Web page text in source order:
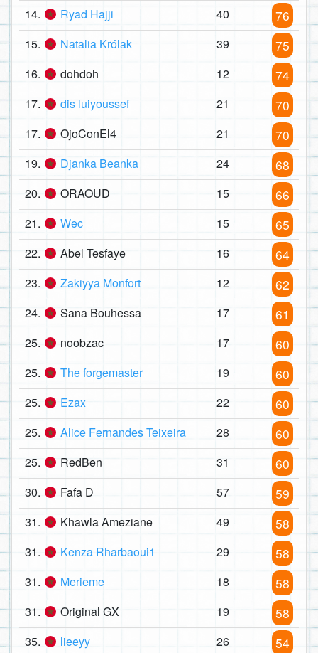
14. Ryad Hajji 40 76
15. Natalia Królak 39 75
16. dohdoh 12 74
17. dis luiyoussef 21 70
17. OjoConEl4 21 70
19. Djanka Beanka 24 68
20. ORAOUD 15 66
21. Wec 15 65
22. Abel Tesfaye 16 64
23. Zakiyya Monfort 12 62
24. Sana Bouhessa 17 61
25. noobzac 17 60
25. The forgemaster 19 60
25. Ezax 22 60
25. Alice Fernandes Teixeira 28 60
25. RedBen 31 60
30. Fafa D 57 59
31. Khawla Ameziane 49 58
31. Kenza Rharbaoui1 29 58
31. Merieme 18 58
31. Original GX 19 58
35. lieeyy 26 54